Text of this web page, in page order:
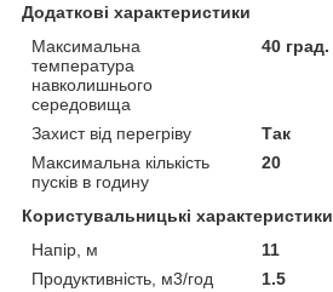
Додаткові характеристики
Максимальна
температура
навколишнього
середовища
40 град.
Захист від перегріву
Так
Максимальна кількість
пусків в годину
20
Користувальницькі характеристики
Напір, м
11
Продуктивність, м3/год
1.5